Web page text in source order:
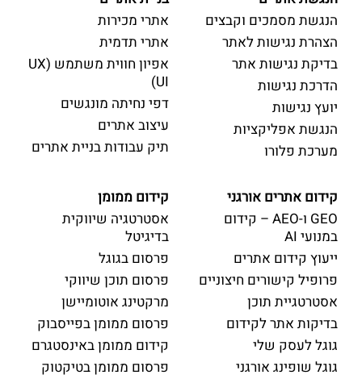
הנגשת מסמכים וקבצים
הצהרת נגישות לאתר
בדיקת נגישות אתר
הדרכת נגישות
יועץ נגישות
הנגשת אפליקציות
מערכת פלורו
אתרי מכירות
אתרי תדמית
אפיון חווית משתמש (UX
UI)
דפי נחיתה מונגשים
עיצוב אתרים
תיק עבודות בניית אתרים
קידום אתרים אורגני
GEO ו-AEO – קידום
במנועי AI
ייעוץ קידום אתרים
פרופיל קישורים חיצוניים
אסטרטגיית תוכן
בדיקות אתר לקידום
גוגל לעסק שלי
גוגל שופינג אורגני
קידום ממומן
אסטרטגיה שיווקית
בדיגיטל
פרסום בגוגל
פרסום תוכן שיווקי
מרקטינג אוטומיישן
פרסום ממומן בפייסבוק
קידום ממומן באינסטגרם
פרסום ממומן בטיקטוק